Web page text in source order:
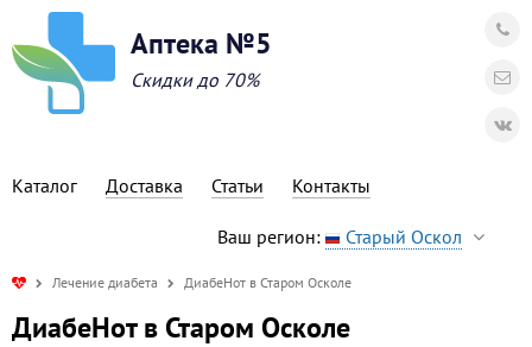
Аптека №5
Скидки до 70%
Каталог Доставка Статьи Контакты
Ваш регион: Старый Оскол
Лечение диабета ДиабеНот в Старом Осколе
ДиабеНот в Старом Осколе